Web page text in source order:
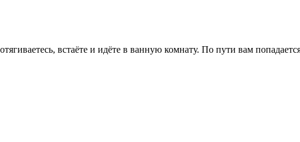
встаёте и идёте в ванную комнату. По пути вам